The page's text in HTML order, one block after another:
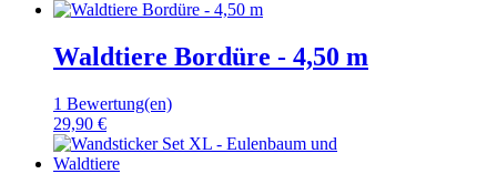
Waldtiere Bordüre - 4,50 m
1 Bewertung(en)
29,90 €